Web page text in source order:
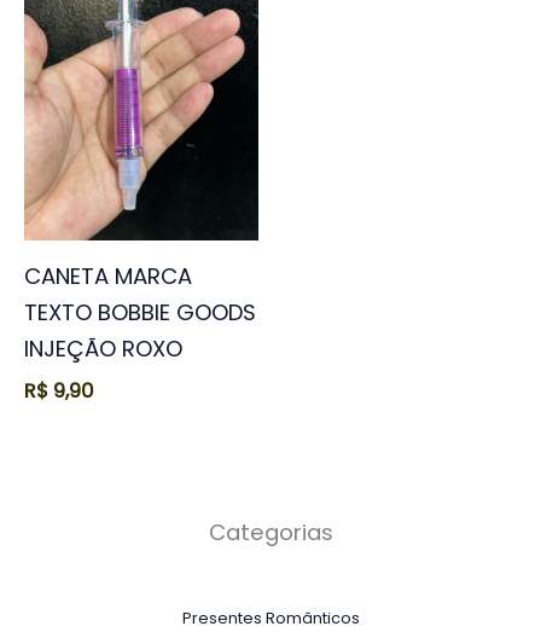
CANETA MARCA
TEXTO BOBBIE GOODS
INJEÇÃO ROXO
R$ 9,90
Categorias
Presentes Românticos